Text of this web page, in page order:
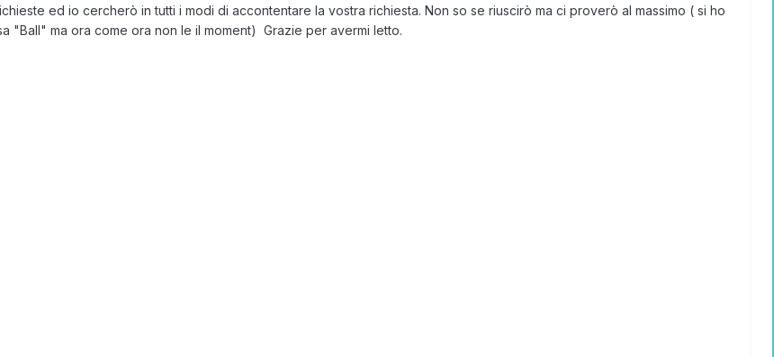
ed io cercherò in tutti i modi di accontentare la vostra richiesta. Non so se riuscirò ma ci proverò al massimo ( si ho
"Ball" ma ora come ora non le il moment) Grazie per avermi letto.